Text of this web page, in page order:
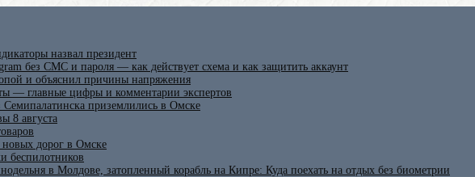
назвал президент
без СМС и пароля — как действует схема и как защитить аккаунт
и объяснил причины напряжения
— главные цифры и комментарии экспертов
Семипалатинска приземлились в Омске
8 августа
новых дорог в Омске
беспилотников
в Молдове, затопленный корабль на Кипре: Куда поехать на отдых без биометрии